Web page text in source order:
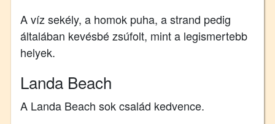
A víz sekély, a homok puha, a strand pedig
általában kevésbé zsúfolt, mint a legismertebb
helyek.
Landa Beach
A Landa Beach sok család kedvence.